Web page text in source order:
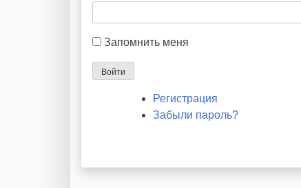
Запомнить меня
Войти
Регистрация
Забыли пароль?